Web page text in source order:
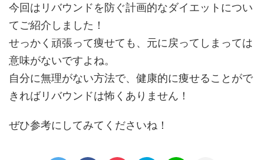
今回はリバウンドを防ぐ計画的なダイエットについ
てご紹介しました！
せっかく頑張って痩せても、元に戻ってしまっては
意味がないですよね。
自分に無理がない方法で、健康的に痩せることがで
きればリバウンドは怖くありません！
ぜひ参考にしてみてくださいね！